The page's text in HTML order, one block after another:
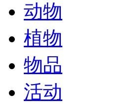
动物
植物
物品
活动